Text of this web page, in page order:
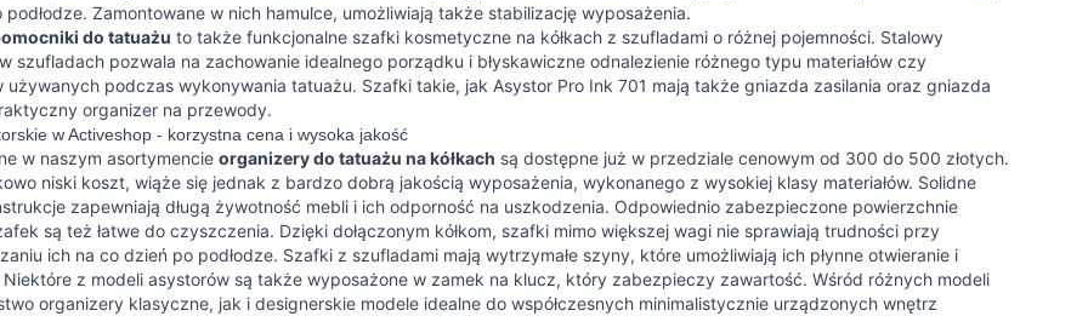
podłodze. Zamontowane w nich hamulce, umożliwiają także stabilizację wyposażenia.
do tatuażu to także funkcjonalne szafki kosmetyczne na kółkach z szufladami o różnej pojemności. Stalowy
szufladach pozwala na zachowanie idealnego porządku i błyskawiczne odnalezienie różnego typu materiałów czy
używanych podczas wykonywania tatuażu. Szafki takie, jak Asystor Pro Ink 701 mają także gniazda zasilania oraz gniazda
organizer na przewody.
w Activeshop - korzystna cena i wysoka jakość
w naszym asortymencie organizery do tatuażu na kółkach są dostępne już w przedziale cenowym od 300 do 500 złotych.
niski koszt, wiąże się jednak z bardzo dobrą jakością wyposażenia, wykonanego z wysokiej klasy materiałów. Solidne
zapewniają długą żywotność mebli i ich odporność na uszkodzenia. Odpowiednio zabezpieczone powierzchnie
są też łatwe do czyszczenia. Dzięki dołączonym kółkom, szafki mimo większej wagi nie sprawiają trudności przy
ich na co dzień po podłodze. Szafki z szufladami mają wytrzymałe szyny, które umożliwiają ich płynne otwieranie i
Niektóre z modeli asystorów są także wyposażone w zamek na klucz, który zabezpieczy zawartość. Wśród różnych modeli
organizery klasyczne, jak i designerskie modele idealne do współczesnych minimalistycznie urządzonych wnętrz